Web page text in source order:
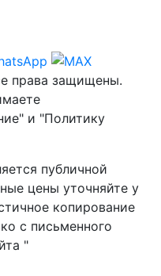
права защищены.
и "Политику
публичной
цены уточняйте у
копирование
с письменного
"